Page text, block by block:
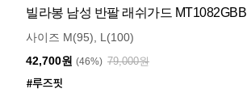
빌라봉 남성 반팔 래쉬가드 MT1082GBB
사이즈 M(95), L(100)
42,700원 (46%) 79,000원